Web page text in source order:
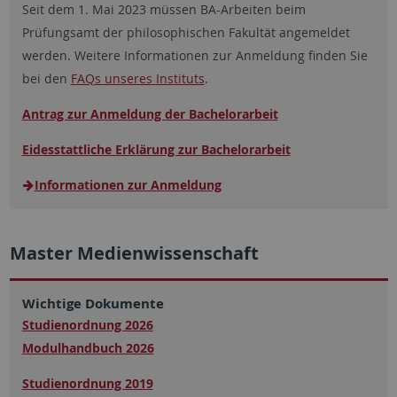
Seit dem 1. Mai 2023 müssen BA-Arbeiten beim
Prüfungsamt der philosophischen Fakultät angemeldet
werden. Weitere Informationen zur Anmeldung finden Sie
bei den FAQs unseres Instituts.
Antrag zur Anmeldung der Bachelorarbeit
Eidesstattliche Erklärung zur Bachelorarbeit
Informationen zur Anmeldung
Master Medienwissenschaft
Wichtige Dokumente
Studienordnung 2026
Modulhandbuch 2026
Studienordnung 2019